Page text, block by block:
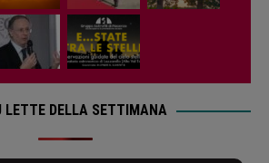
LETTE DELLA SETTIMANA